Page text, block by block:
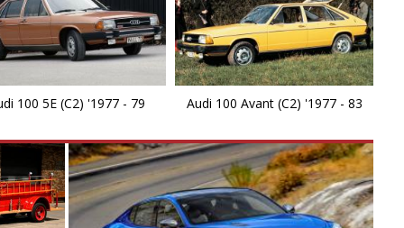
100 5E (C2) '1977 - 79 Audi 100 Avant (C2) '1977 - 83